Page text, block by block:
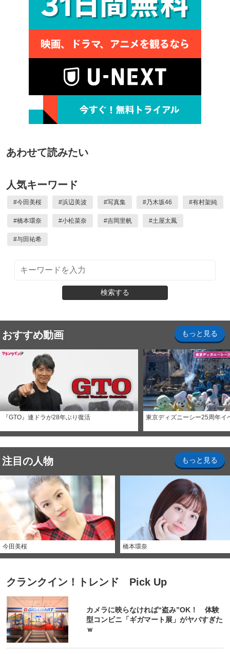
あわせて読みたい
人気キーワード
#今田美桜 #浜辺美波 #写真集 #乃木坂46 #有村架純
#橋本環奈 #小松菜奈 #吉岡里帆 #土屋太鳳
#与田祐希
検索する
おすすめ動画 もっと見る
『GTO』連ドラが28年ぶり復活 東京ディズニーシー25周年イ
注目の人物 もっと見る
今田美桜 橋本環奈
クランクイン！トレンド Pick Up
カメラに映らなければ“盗み”OK！ 体験
型コンビニ「ギガマート展」がヤバすぎた
ｗ